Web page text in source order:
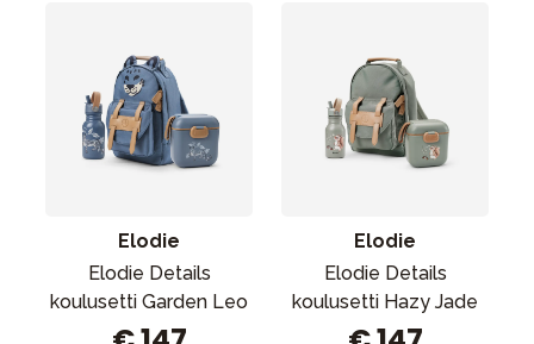
Elodie
Elodie Details
koulusetti Garden Leo
Elodie
Elodie Details
koulusetti Hazy Jade
Huonekalut & vuodevaatteet
Tarvikkeet
Varaosat
Suosikit